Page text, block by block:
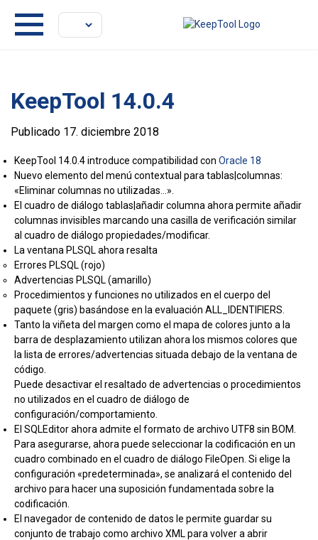
KeepTool 14.0.4
Publicado 17. diciembre 2018
KeepTool 14.0.4 introduce compatibilidad con Oracle 18
Nuevo elemento del menú contextual para tablas|columnas:
«Eliminar columnas no utilizadas…».
El cuadro de diálogo tablas|añadir columna ahora permite añadir
columnas invisibles marcando una casilla de verificación similar
al cuadro de diálogo propiedades/modificar.
La ventana PLSQL ahora resalta
Errores PLSQL (rojo)
Advertencias PLSQL (amarillo)
Procedimientos y funciones no utilizados en el cuerpo del
paquete (gris) basándose en la evaluación ALL_IDENTIFIERS.
Tanto la viñeta del margen como el mapa de colores junto a la
barra de desplazamiento utilizan ahora los mismos colores que
la lista de errores/advertencias situada debajo de la ventana de
código.
Puede desactivar el resaltado de advertencias o procedimientos
no utilizados en el cuadro de diálogo de
configuración/comportamiento.
El SQLEditor ahora admite el formato de archivo UTF8 sin BOM.
Para asegurarse, ahora puede seleccionar la codificación en un
cuadro combinado en el cuadro de diálogo FileOpen. Si elige la
configuración «predeterminada», se analizará el contenido del
archivo para hacer una suposición fundamentada sobre la
codificación.
El navegador de contenido de datos le permite guardar su
conjunto de trabajo como archivo XML para volver a abrir